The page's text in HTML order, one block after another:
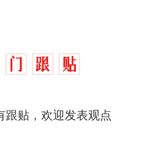
跟贴，欢迎发表观点
那个在床头放菜刀的女孩，
仅凭视频评出？中国烹饪